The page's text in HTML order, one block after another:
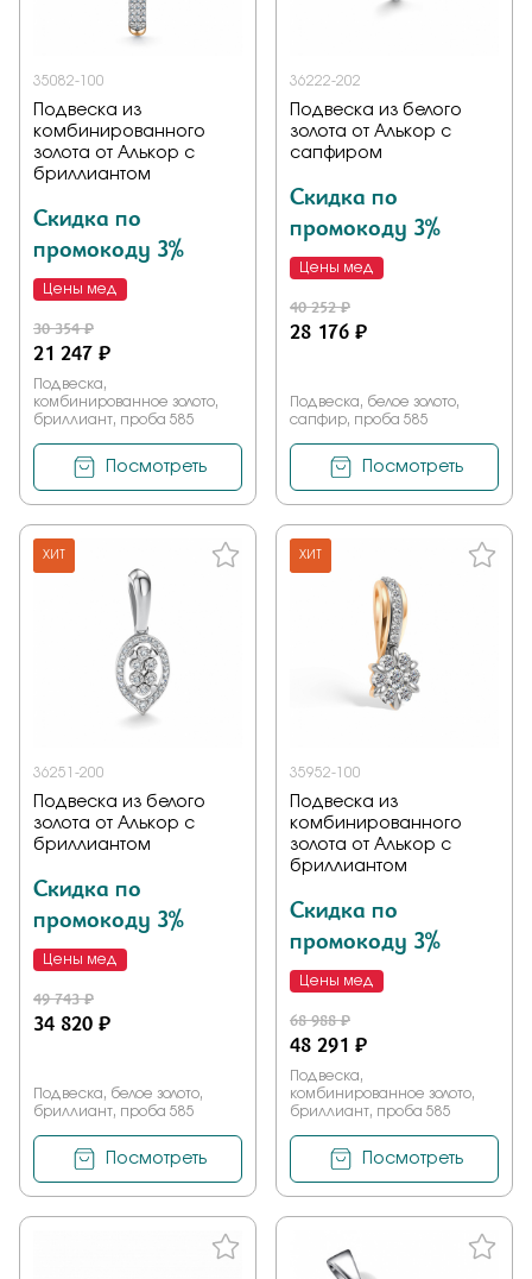
35082-100
Подвеска из
комбинированного
золота от Алькор с
бриллиантом
Скидка по
промокоду 3%
Цены мед
30 354 ₽
21 247 ₽
Подвеска,
комбинированное золото,
бриллиант, проба 585
Посмотреть
36222-202
Подвеска из белого
золота от Алькор с
сапфиром
Скидка по
промокоду 3%
Цены мед
40 252 ₽
28 176 ₽
Подвеска, белое золото,
сапфир, проба 585
Посмотреть
ХИТ
36251-200
Подвеска из белого
золота от Алькор с
бриллиантом
Скидка по
промокоду 3%
Цены мед
49 743 ₽
34 820 ₽
Подвеска, белое золото,
бриллиант, проба 585
Посмотреть
ХИТ
35952-100
Подвеска из
комбинированного
золота от Алькор с
бриллиантом
Скидка по
промокоду 3%
Цены мед
68 988 ₽
48 291 ₽
Подвеска,
комбинированное золото,
бриллиант, проба 585
Посмотреть